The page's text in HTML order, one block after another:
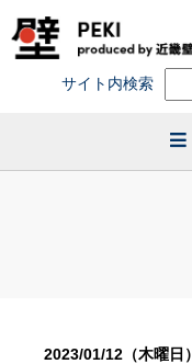
サイト内検索
2023/01/12（木曜日）